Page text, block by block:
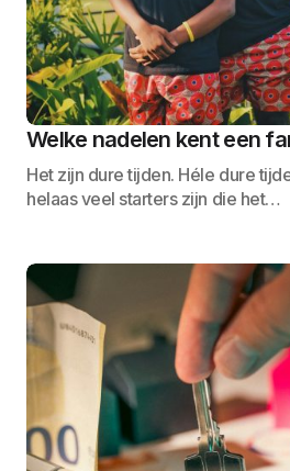
Welke nadelen kent een
Het zijn dure tijden. Héle dure
helaas veel starters zijn die het…